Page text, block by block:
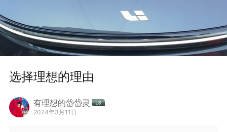
选择理想的理由
有理想的岱岱灵
2024年3月11日